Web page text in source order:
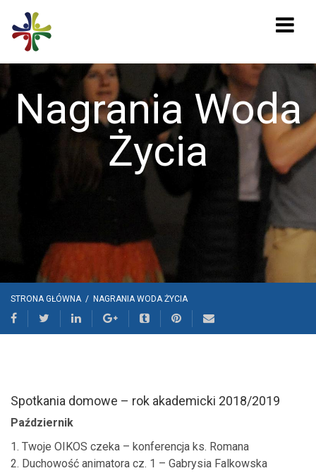
Nagrania Woda
Życia
STRONA GŁÓWNA / NAGRANIA WODA ŻYCIA
Spotkania domowe – rok akademicki 2018/2019
Październik
1. Twoje OIKOS czeka – konferencja ks. Romana
2. Duchowość animatora cz. 1 – Gabrysia Falkowska